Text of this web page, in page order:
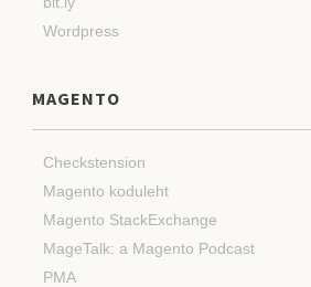
Wordpress
MAGENTO
Checkstension
Magento koduleht
Magento StackExchange
MageTalk: a Magento Podcast
PMA